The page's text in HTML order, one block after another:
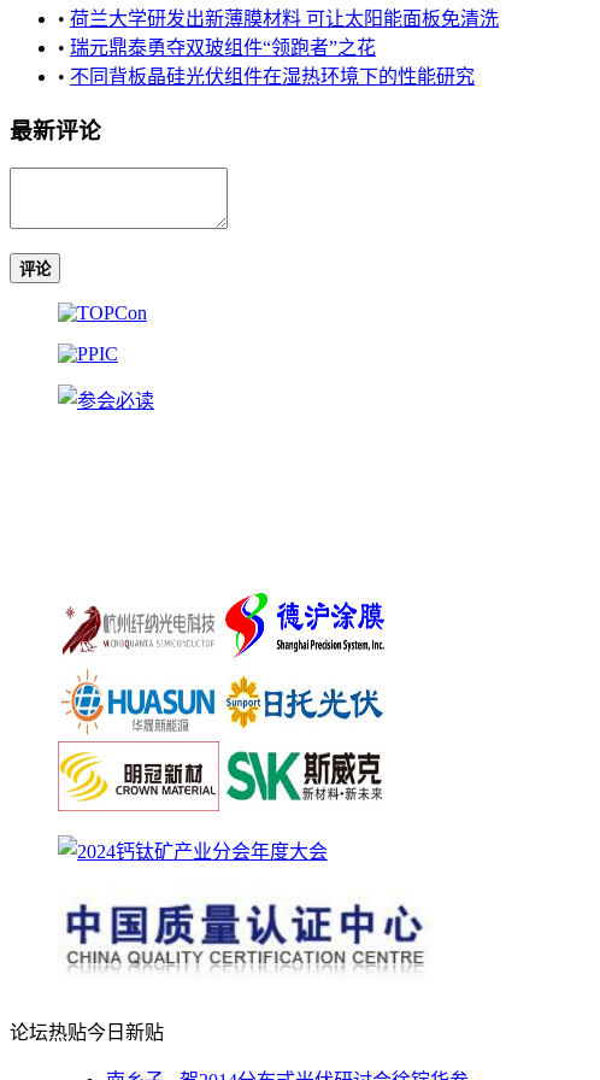
• 荷兰大学研发出新薄膜材料 可让太阳能面板免清洗
• 瑞元鼎泰勇夺双玻组件“领跑者”之花
• 不同背板晶硅光伏组件在湿热环境下的性能研究
最新评论
评论
论坛热贴今日新贴